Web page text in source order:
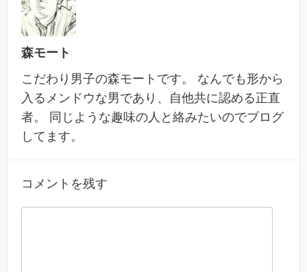
森モート
こだわり男子の森モートです。 なんでも形から
入るメンドウな男であり、自他共に認める正直
者。 同じような趣味の人と絡みたいのでブログ
してます。
コメントを残す